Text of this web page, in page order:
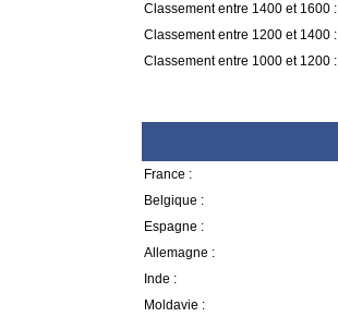
Classement entre 1400 et 1600 :
Classement entre 1200 et 1400 :
Classement entre 1000 et 1200 :
France :
Belgique :
Espagne :
Allemagne :
Inde :
Moldavie :